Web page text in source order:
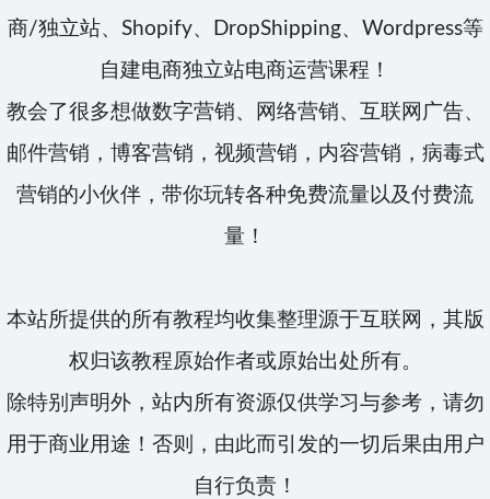
商/独立站、Shopify、DropShipping、Wordpress等
自建电商独立站电商运营课程！
教会了很多想做数字营销、网络营销、互联网广告、
邮件营销，博客营销，视频营销，内容营销，病毒式
营销的小伙伴，带你玩转各种免费流量以及付费流
量！
本站所提供的所有教程均收集整理源于互联网，其版
权归该教程原始作者或原始出处所有。
除特别声明外，站内所有资源仅供学习与参考，请勿
用于商业用途！否则，由此而引发的一切后果由用户
自行负责！